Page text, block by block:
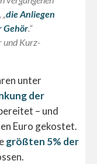
die Anliegen
Gehör.“
und Kurz-
unter
der
– und
Euro gekostet.
größten 5% der